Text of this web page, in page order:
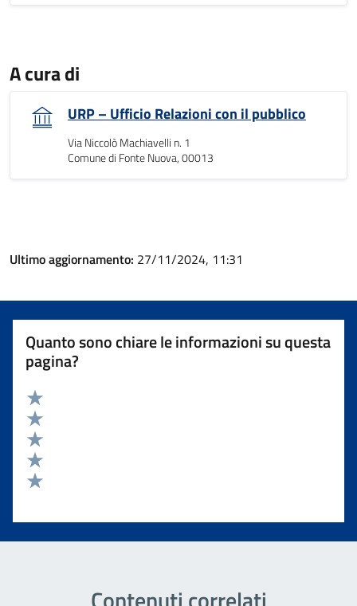
A cura di
URP – Ufficio Relazioni con il pubblico
Via Niccolò Machiavelli n. 1
Comune di Fonte Nuova, 00013
Ultimo aggiornamento: 27/11/2024, 11:31
Quanto sono chiare le informazioni su questa
pagina?
Valuta 5 stelle su 5
Valuta 4 stelle su 5
Valuta 3 stelle su 5
Valuta 2 stelle su 5